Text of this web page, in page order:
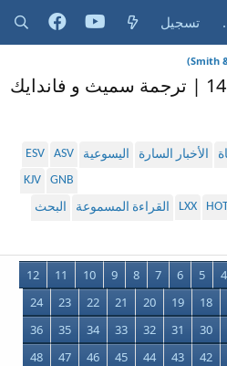
تسجيل
سفر التكوين - الأصحاح 14 | ترجمة سميث و فاندايك
الأخبار السارة اليسوعية ASV
ESV
GNB
KJV
LXX القراءة المسموعة
البحث
4
5
6
7
8
9
10
11
12
18
19
20
21
22
23
24
30
31
32
33
34
35
36
42
43
44
45
46
47
48